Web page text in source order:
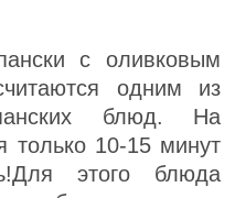
с оливковым
одним из
блюд. На
только 10-15 минут
этого блюда